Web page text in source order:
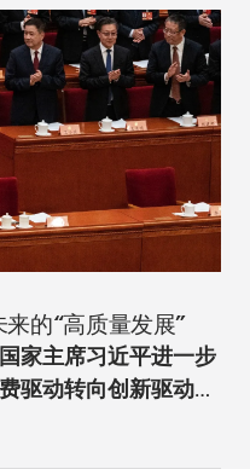
的“高质量发展”
家主席习近平进一步
驱动转向创新驱动的